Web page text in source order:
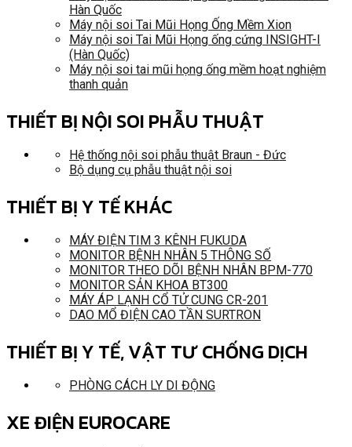
Hàn Quốc
Máy nội soi Tai Mũi Họng Ống Mềm Xion
Máy nội soi Tai Mũi Họng ống cứng INSIGHT-I
(Hàn Quốc)
Máy nội soi tai mũi họng ống mềm hoạt nghiệm
thanh quản
THIẾT BỊ NỘI SOI PHẪU THUẬT
Hệ thống nội soi phẫu thuật Braun - Đức
Bộ dụng cụ phẫu thuật nội soi
THIẾT BỊ Y TẾ KHÁC
MÁY ĐIỆN TIM 3 KÊNH FUKUDA
MONITOR BỆNH NHÂN 5 THÔNG SỐ
MONITOR THEO DÕI BỆNH NHÂN BPM-770
MONITOR SẢN KHOA BT300
MÁY ÁP LẠNH CỔ TỬ CUNG CR-201
DAO MỔ ĐIỆN CAO TẦN SURTRON
THIẾT BỊ Y TẾ, VẬT TƯ CHỐNG DỊCH
PHÒNG CÁCH LY DI ĐỘNG
XE ĐIỆN EUROCARE